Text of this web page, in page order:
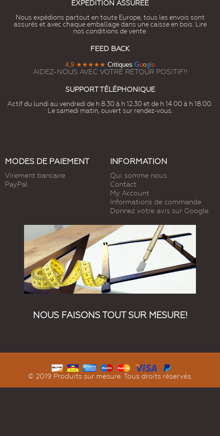
EXPÉDITION ASSURÉE
Nous expédions partout en toute Europe, tous les envois sont
assurés et avec chaque emballage dans une caisse en bois. Lire
nos conditions de vente.
FEED BACK
4,9 ★★★★★ Critiques Goog e
AIDEZ-NOUS AVEC VOTRE RETOUR POSITIF!!
SUPPORT TÉLÉPHONIQUE
Actif du lundi au vendredi de h 8.30 à h 12.30 et de h 14.00 à h 18.00.
Le samedi matin, ouvert sur rendez-vous.
MODES DE PAIEMENT
Virement bancaire
PayPal
INFORMATION
Qui somme nous
Contact
My Account
Informations de commande
Donnez votre avis sur Google
NOUS FAISONS TOUT SUR MESURE!
© 2019 Produits sur mesure. Tous droits réservés.